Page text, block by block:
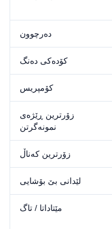
دەرچوون
کۆدەکی دەنگ
کۆمپریس
زۆرترین ڕێژەی
نمونەگرتن
زۆرترین کەناڵ
لێدانی بێ بۆشایی
مێتاداتا / تاگ